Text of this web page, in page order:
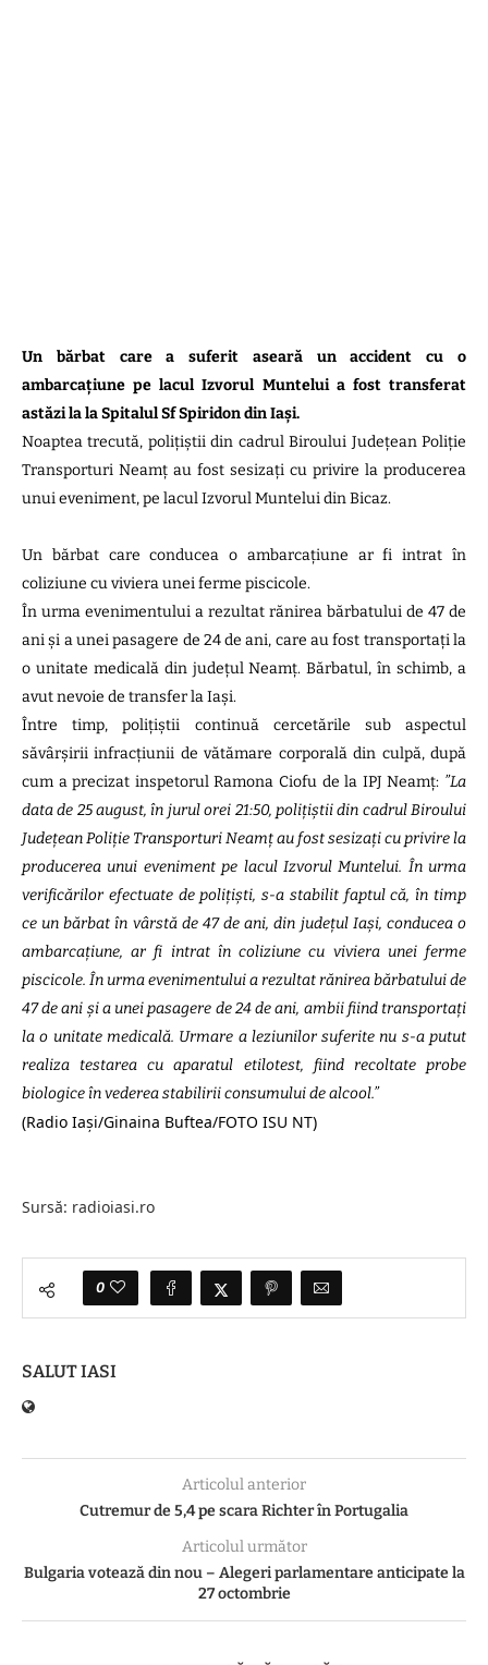
Un bărbat care a suferit aseară un accident cu o
ambarcațiune pe lacul Izvorul Muntelui a fost transferat
astăzi la la Spitalul Sf Spiridon din Iași.
Noaptea trecută, polițiștii din cadrul Biroului Județean Poliție
Transporturi Neamț au fost sesizați cu privire la producerea
unui eveniment, pe lacul Izvorul Muntelui din Bicaz.
Un bărbat care conducea o ambarcațiune ar fi intrat în
coliziune cu viviera unei ferme piscicole.
În urma evenimentului a rezultat rănirea bărbatului de 47 de
ani și a unei pasagere de 24 de ani, care au fost transportați la
o unitate medicală din județul Neamț. Bărbatul, în schimb, a
avut nevoie de transfer la Iași.
Între timp, polițiștii continuă cercetările sub aspectul
săvârșirii infracțiunii de vătămare corporală din culpă, după
cum a precizat inspetorul Ramona Ciofu de la IPJ Neamț: ”La
data de 25 august, în jurul orei 21:50, polițiștii din cadrul Biroului
Județean Poliție Transporturi Neamț au fost sesizați cu privire la
producerea unui eveniment pe lacul Izvorul Muntelui. În urma
verificărilor efectuate de polițiști, s-a stabilit faptul că, în timp
ce un bărbat în vârstă de 47 de ani, din județul Iași, conducea o
ambarcațiune, ar fi intrat în coliziune cu viviera unei ferme
piscicole. În urma evenimentului a rezultat rănirea bărbatului de
47 de ani și a unei pasagere de 24 de ani, ambii fiind transportați
la o unitate medicală. Urmare a leziunilor suferite nu s-a putut
realiza testarea cu aparatul etilotest, fiind recoltate probe
biologice în vederea stabilirii consumului de alcool.”
(Radio Iaşi/Ginaina Buftea/FOTO ISU NT)
Sursă: radioiasi.ro
0
SALUT IASI
Articolul anterior
Cutremur de 5,4 pe scara Richter în Portugalia
Articolul următor
Bulgaria votează din nou – Alegeri parlamentare anticipate la
27 octombrie